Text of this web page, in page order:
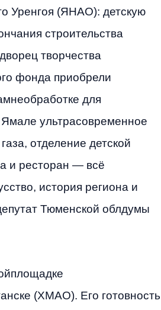
Уренгоя (ЯНАО): детскую
строительства
творчества
фонда приобрели
для
ультрасовременное
отделение детской
и ресторан — всё
история региона и
Тюменской облдумы
(ХМАО). Его готовность